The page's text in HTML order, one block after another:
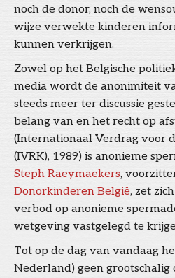
noch de donor, noch de
wijze verwekte kinderen
kunnen verkrijgen.
Zowel op het Belgische
media wordt de anonimiteit
steeds meer ter discussie
belang van en het recht op
(Internationaal Verdrag voor
(IVRK), 1989) is anonieme
Steph Raeymaekers,
Donorkinderen België, zet
verbod op anonieme
wetgeving vastgelegd te
Tot op de dag van vandaag
Nederland) geen grootschalig